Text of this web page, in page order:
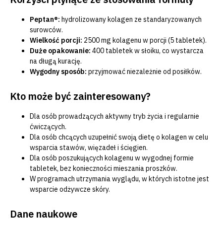
Peptan®: hydrolizowany kolagen ze standaryzowanych
surowców.
Wielkość porcji: 2500 mg kolagenu w porcji (5 tabletek).
Duże opakowanie: 400 tabletek w słoiku, co wystarcza
na długą kurację.
Wygodny sposób: przyjmować niezależnie od posiłków.
Kto może być zainteresowany?
Dla osób prowadzących aktywny tryb życia i regularnie
ćwiczących.
Dla osób chcących uzupełnić swoją dietę o kolagen w celu
wsparcia stawów, więzadeł i ścięgien.
Dla osób poszukujących kolagenu w wygodnej formie
tabletek, bez konieczności mieszania proszków.
W programach utrzymania wyglądu, w których istotne jest
wsparcie odżywcze skóry.
Dane naukowe